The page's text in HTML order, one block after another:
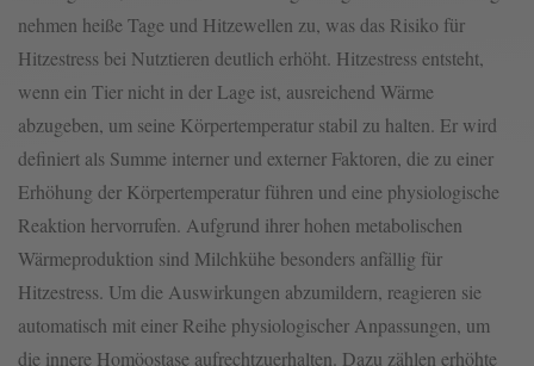
nehmen heiße Tage und Hitzewellen zu, was das Risiko für
Hitzestress bei Nutztieren deutlich erhöht. Hitzestress entsteht,
wenn ein Tier nicht in der Lage ist, ausreichend Wärme
abzugeben, um seine Körpertemperatur stabil zu halten. Er wird
definiert als Summe interner und externer Faktoren, die zu einer
Erhöhung der Körpertemperatur führen und eine physiologische
Reaktion hervorrufen. Aufgrund ihrer hohen metabolischen
Wärmeproduktion sind Milchkühe besonders anfällig für
Hitzestress. Um die Auswirkungen abzumildern, reagieren sie
automatisch mit einer Reihe physiologischer Anpassungen, um
die innere Homöostase aufrechtzuerhalten. Dazu zählen erhöhte